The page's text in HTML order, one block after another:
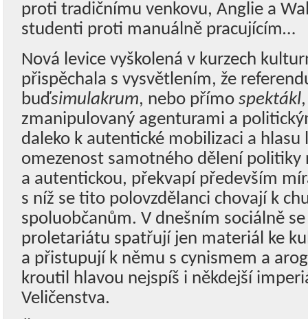
proti tradičnímu venkovu, Anglie a
studenti proti manuálně pracujícím…
Nová levice vyškolená v kurzech
přispěchala s vysvětlením, že
buďsimulakrum, nebo přímo spektákl
zmanipulovaný agenturami a
daleko k autentické mobilizaci a
omezenost samotného dělení politiky
a autentickou, překvapí především
s níž se tito polovzdělanci chovají k
spoluobčanům. V dnešním sociálně
proletariátu spatřují jen materiál ke
a přistupují k němu s cynismem a
kroutil hlavou nejspíš i někdejší
Veličenstva.